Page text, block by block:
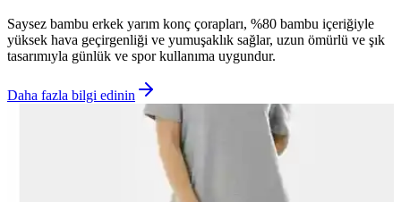
Saysez bambu erkek yarım konç çorapları, %80 bambu içeriğiyle
yüksek hava geçirgenliği ve yumuşaklık sağlar, uzun ömürlü ve şık
tasarımıyla günlük ve spor kullanıma uygundur.
Daha fazla bilgi edinin